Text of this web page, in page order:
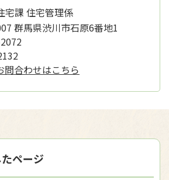
宅課 住宅管理係
群馬県渋川市石原6番地1
問合わせはこちら
ページ